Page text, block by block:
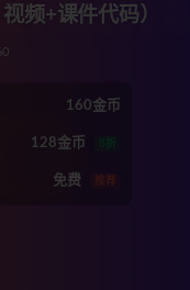
频+课件代码）
160金币
128金币 8折
免费 推荐